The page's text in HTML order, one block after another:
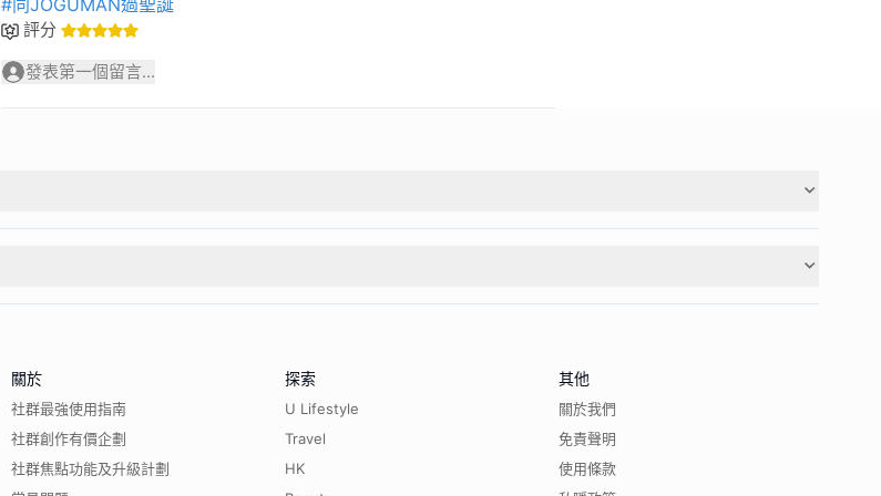
#同JOGUMAN過聖誕
評分
發表第一個留言...
關於
社群最強使用指南
社群創作有價企劃
社群焦點功能及升級計劃
探索
U Lifestyle
Travel
HK
其他
關於我們
免責聲明
使用條款